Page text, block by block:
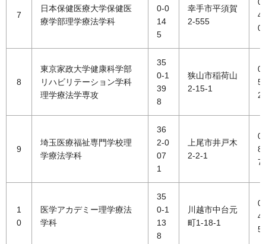
7
日本保健医療大学保健医
療学部理学療法学科
0-0
14
5
幸手市平須賀
2-555
8
東京家政大学健康科学部
リハビリテーション学科
理学療法学専攻
35
0-1
39
8
狭山市稲荷山
2-15-1
9
埼玉医療福祉専門学校理
学療法学科
36
2-0
07
1
上尾市井戸木
2-2-1
1
0
医学アカデミー理学療法
学科
35
0-1
13
8
川越市中台元
町1-18-1